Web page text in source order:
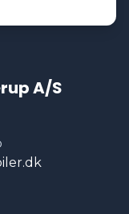
A/S